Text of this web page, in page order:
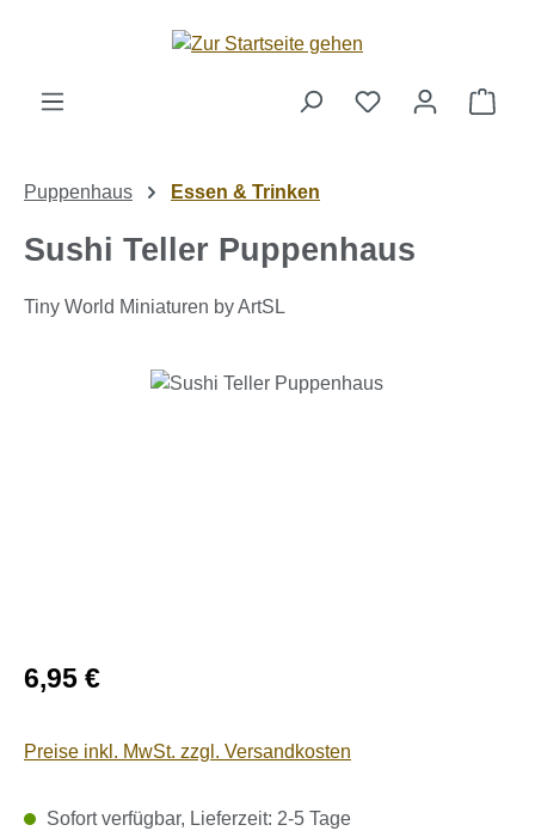
Zum Hauptinhalt springen
Puppenhaus Essen & Trinken
Sushi Teller Puppenhaus
Tiny World Miniaturen by ArtSL
Bildergalerie überspringen
Regulärer Preis:
6,95 €
Preise inkl. MwSt. zzgl. Versandkosten
Sofort verfügbar, Lieferzeit: 2-5 Tage